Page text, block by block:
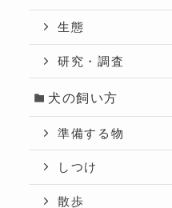
生態
研究・調査
犬の飼い方
準備する物
しつけ
散歩